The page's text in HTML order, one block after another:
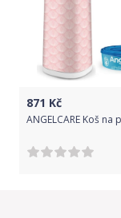
871 Kč